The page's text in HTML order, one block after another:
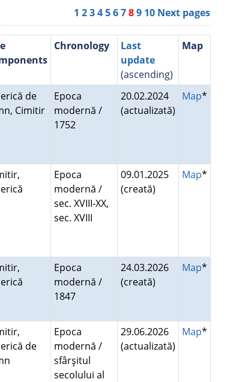
1 23456789 10 Next pages
Chronology
Last
update
(ascending)
Map
de
Cimitir
Epoca
modernă /
1752
20.02.2024
(actualizată)
Map*
Epoca
modernă /
sec. XVIII-XX,
sec. XVIII
09.01.2025
(creată)
Map*
Epoca
modernă /
1847
24.03.2026
(creată)
Map*
de
Epoca
modernă /
sfârşitul
secolului al
29.06.2026
(actualizată)
Map*